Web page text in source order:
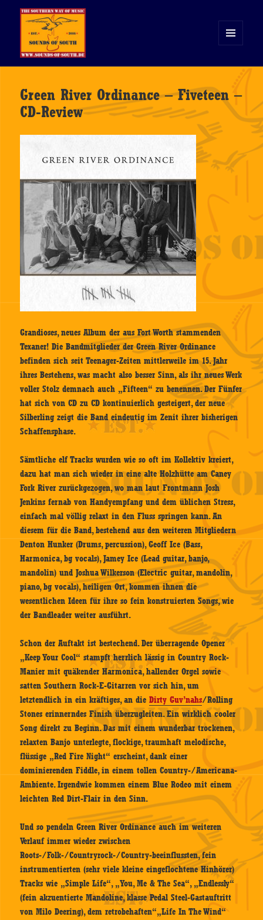
WIDGETS
Green River Ordinance – Fiveteen –
CD-Review
Grandioses, neues Album der aus Fort Worth stammenden
Texaner! Die Bandmitglieder der Green River Ordinance
befinden sich seit Teenager-Zeiten mittlerweile im 15. Jahr
ihres Bestehens, was macht also besser Sinn, als ihr neues Werk
voller Stolz demnach auch „Fifteen“ zu benennen. Der Fünfer
hat sich von CD zu CD kontinuierlich gesteigert, der neue
Silberling zeigt die Band eindeutig im Zenit ihrer bisherigen
Schaffensphase.
Sämtliche elf Tracks wurden wie so oft im Kollektiv kreiert,
dazu hat man sich wieder in eine alte Holzhütte am Caney
Fork River zurückgezogen, wo man laut Frontmann Josh
Jenkins fernab von Handyempfang und dem üblichen Stress,
einfach mal völlig relaxt in den Fluss springen kann. An
diesem für die Band, bestehend aus den weiteren Mitgliedern
Denton Hunker (Drums, percussion), Geoff Ice (Bass,
Harmonica, bg vocals), Jamey Ice (Lead guitar, banjo,
mandolin) und Joshua Wilkerson (Electric guitar, mandolin,
piano, bg vocals), heiligen Ort, kommen ihnen die
wesentlichen Ideen für ihre so fein konstruierten Songs, wie
der Bandleader weiter ausführt.
Schon der Auftakt ist bestechend. Der überragende Opener
„Keep Your Cool“ stampft herrlich lässig in Country Rock-
Manier mit quäkender Harmonica, hallender Orgel sowie
satten Southern Rock-E-Gitarren vor sich hin, um
letztendlich in ein kräftiges, an dieDirty Guv’nahs/Rolling
Stones erinnerndes Finish überzugleiten. Ein wirklich cooler
Song direkt zu Beginn. Das mit einem wunderbar trockenen,
relaxten Banjo unterlegte, flockige, traumhaft melodische,
flüssige „Red Fire Night“ erscheint, dank einer
dominierenden Fiddle, in einem tollen Country-/Americana-
Ambiente. Irgendwie kommen einem Blue Rodeo mit einem
leichten Red Dirt-Flair in den Sinn.
Und so pendeln Green River Ordinance auch im weiteren
Verlauf immer wieder zwischen
Roots-/Folk-/Countryrock-/Country-beeinflussten, fein
instrumentierten (sehr viele kleine eingeflochtene Hinhörer)
Tracks wie „Simple Life“, „You, Me & The Sea“, „Endlessly“
(fein akzuentierte Mandoline, klasse Pedal Steel-Gastauftritt
von Milo Deering), dem retrobehaften“„Life In The Wind“